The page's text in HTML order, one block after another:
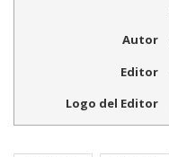
Autor
Editor
Logo del Editor